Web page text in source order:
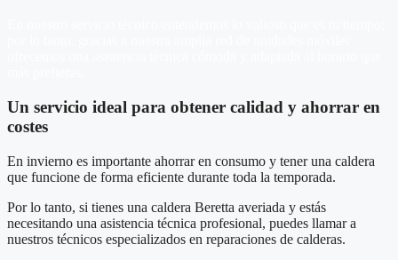
Un servicio ideal para obtener calidad y ahorrar en
costes
En invierno es importante ahorrar en consumo y tener una caldera
que funcione de forma eficiente durante toda la temporada.
Por lo tanto, si tienes una caldera Beretta averiada y estás
necesitando una asistencia técnica profesional, puedes llamar a
nuestros técnicos especializados en reparaciones de calderas.